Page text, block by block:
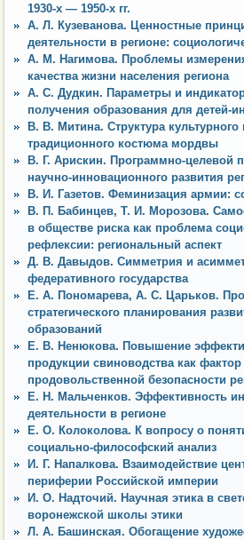
1930-х — 1950-х гг.
А. Л. Кузеванова. Ценностные
деятельности в регионе:
А. М. Нагимова. Проблемы
качества жизни населения региона
А. С. Дудкин. Параметры и
получения образования для детей-
В. В. Митина. Структура культурного
традиционного костюма мордвы
В. Г. Арискин. Программно-целевой
научно-инновационного развития
В. И. Газетов. Феминизация армии:
В. П. Бабинцев, Т. И. Морозова.
в обществе риска как проблема
рефлексии: региональный аспект
Д. В. Давыдов. Симметрия и
федеративного государства
Е. А. Пономарева, А. С. Царьков.
стратегического планирования
образований
Е. В. Ненюкова. Повышение
продукции свиноводства как
продовольственной безопасности
Е. Н. Мальченков. Эффективность
деятельности в регионе
Е. О. Колоколова. К вопросу о
социально-философский анализ
И. Г. Напалкова. Взаимодействие
периферии Российской империи
И. О. Надточий. Научная этика в
воронежской школы этики
Л. А. Башинская. Обогащение